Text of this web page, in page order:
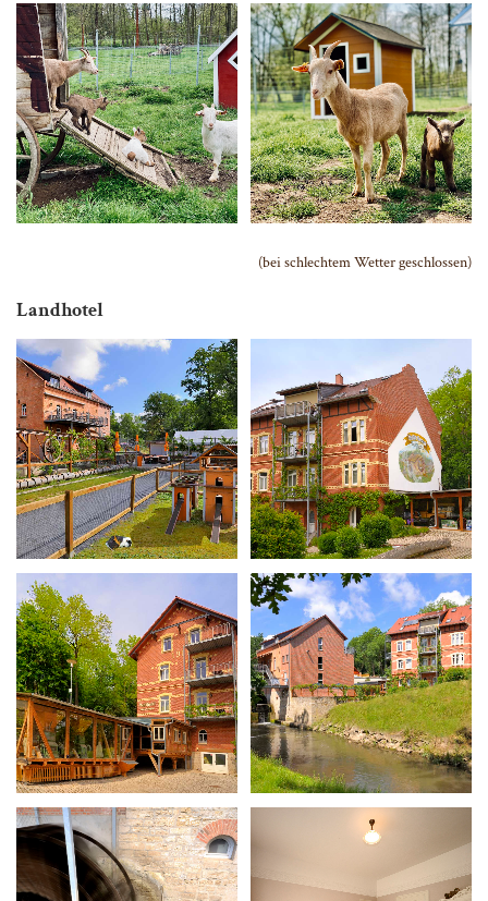
(bei schlechtem Wetter geschlossen)
Landhotel